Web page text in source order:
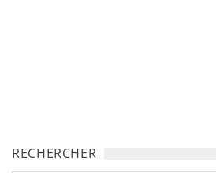
RECHERCHER